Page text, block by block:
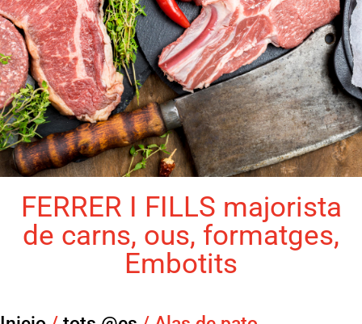
FERRER I FILLS majorista
de carns, ous, formatges,
Embotits